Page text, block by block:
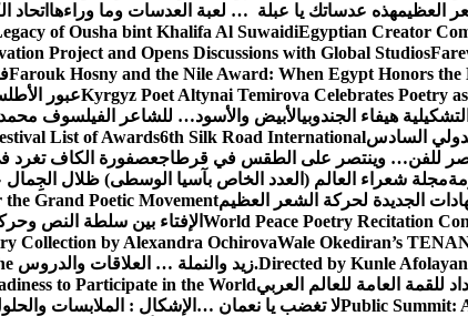
العظيمهذه عدساتك يا عبلة … لعبة العدسات وما وراءها اتحاد
of Ousha bint Khalifa Al SuwaidiEgyptian Creator
Project and Opens Discussions with Global Studios
Farouk Hosny and the Nile Award: When Egypt Honors the
Kyrgyz Poet Altynai Temirova Celebrates Poetryعبور
هيفاء الجندوبيالأبيض والأسود… للشاعر الفيلسوف محمد
السادس List of Awards6th Silk Road International
للفن… وينتصر على الطقس في قرطاجعصفورة الكاف تغرد
مجلة شعراء العالم (العدد الخاص بآسيا الوسطى) ظلال
الجديدة لحركة الشعر العظيمGrand Poetic Movement
World Peace Poetry Recitation الإفتاء بين سلطة النص
Collection by Alexandra OchirovaWale Okediran’s
Directed by Kunle زيد والنملة … العلاقات والدروس
للقمة العامة للعالم العربيto Participate in the World
Public Summit:لا تغضب يا نعمان …الإشكال : الملابسات